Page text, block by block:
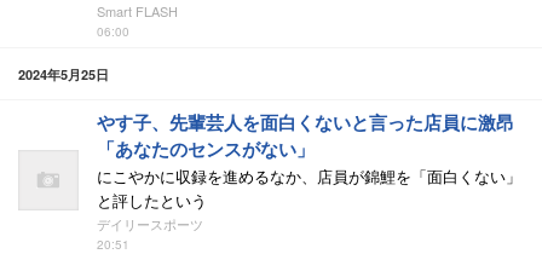
Smart FLASH
06:00
2024年5月25日
やす子、先輩芸人を面白くないと言った店員に激昂
「あなたのセンスがない」
にこやかに収録を進めるなか、店員が錦鯉を「面白くない」
と評したという
デイリースポーツ
20:51